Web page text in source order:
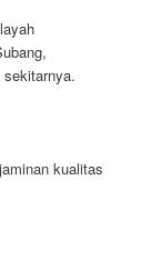
sekitarnya.
kualitas